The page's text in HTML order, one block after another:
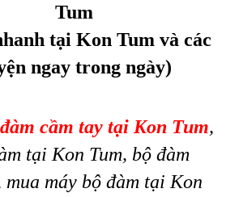
Tum
tại Kon Tum và các
ngay trong ngày)
cầm tay tại Kon Tum,
tại Kon Tum, bộ đàm
mua máy bộ đàm tại Kon